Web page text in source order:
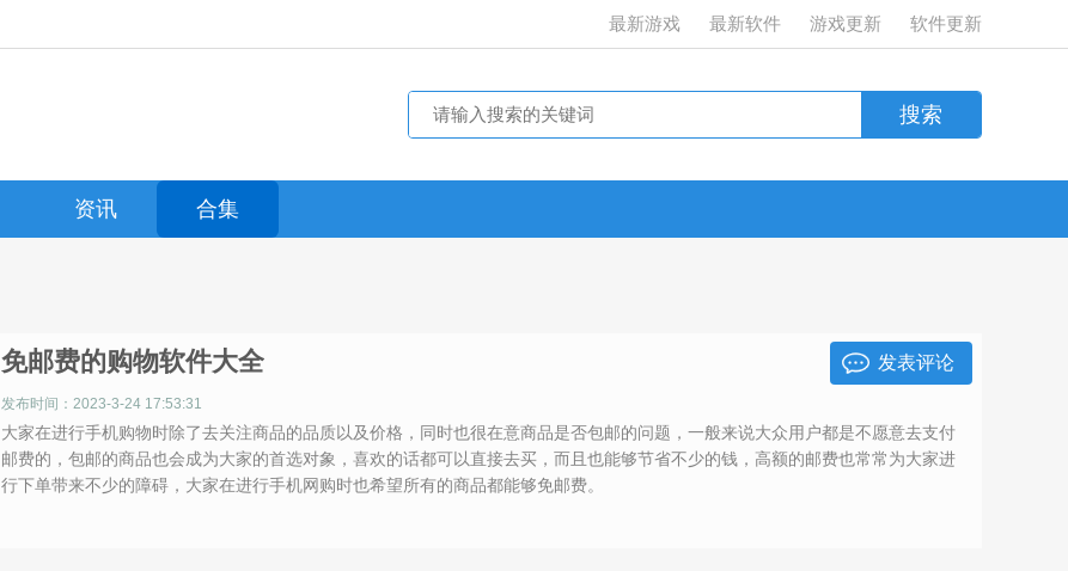
最新游戏 最新软件 游戏更新 软件更新
资讯 合集
免邮费的购物软件大全 发表评论
发布时间：2023-3-24 17:53:31
大家在进行手机购物时除了去关注商品的品质以及价格，同时也很在意商品是否包邮的问题，一般来说大众用户都是不愿意去支付
邮费的，包邮的商品也会成为大家的首选对象，喜欢的话都可以直接去买，而且也能够节省不少的钱，高额的邮费也常常为大家进
行下单带来不少的障碍，大家在进行手机网购时也希望所有的商品都能够免邮费。